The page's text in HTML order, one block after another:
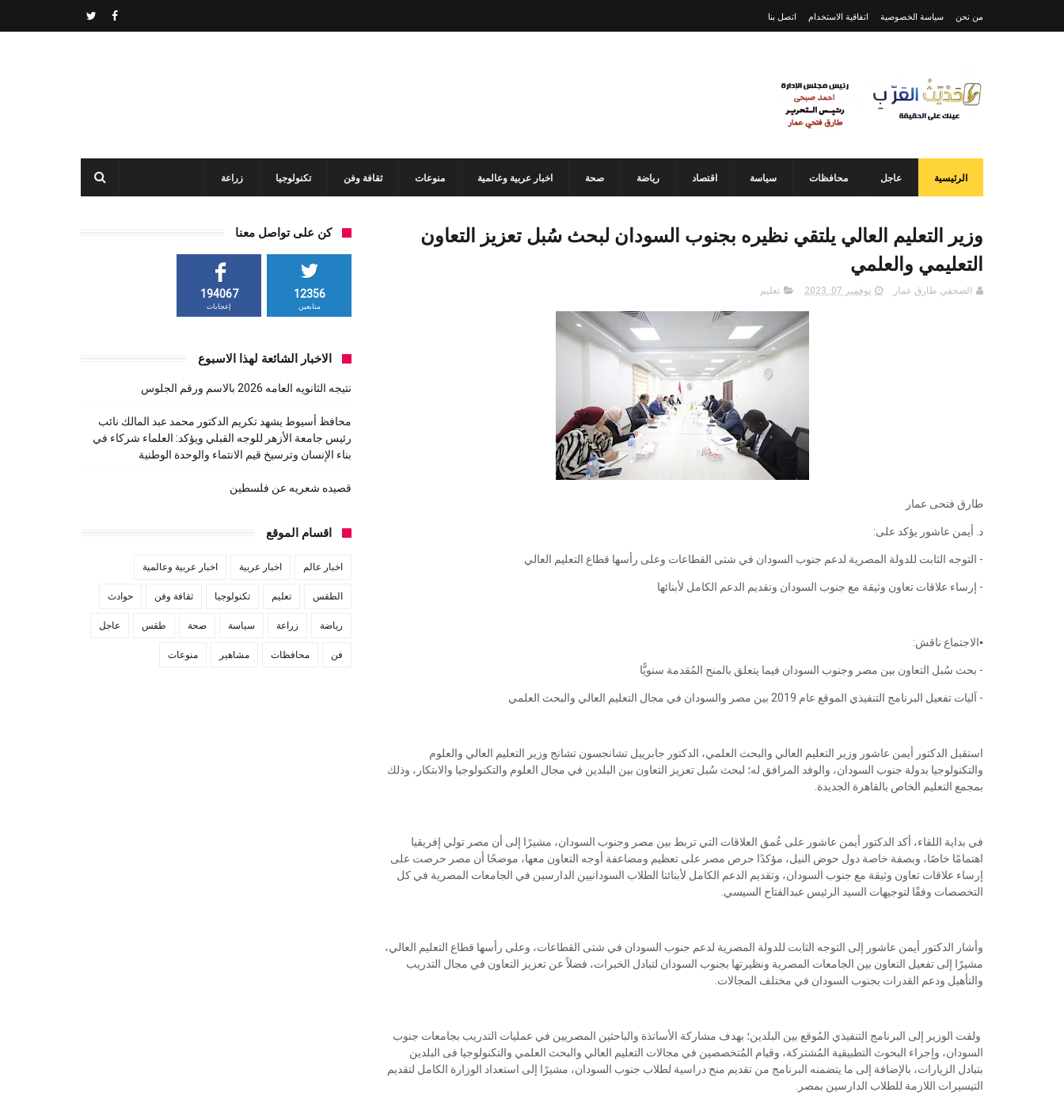
من نحن سياسة الخصوصية اتفاقية الاستخدام اتصل بنا
الرئيسية عاجل محافظات سياسة اقتصاد رياضة صحة اخبار عربية وعالمية منوعات ثقافة وفن تكنولوجيا زراعة
وزير التعليم العالي يلتقي نظيره بجنوب السودان لبحث سُبل تعزيز التعاون
التعليمي والعلمي
الصحفي طارق عمار نوفمبر 07, 2023 تعليم
طارق فتحى عمار
د. أيمن عاشور يؤكد على:
- التوجه الثابت للدولة المصرية لدعم جنوب السودان في شتى القطاعات وعلى رأسها قطاع التعليم العالي
- إرساء علاقات تعاون وثيقة مع جنوب السودان وتقديم الدعم الكامل لأبنائها
▪️الاجتماع ناقش:
- بحث سُبل التعاون بين مصر وجنوب السودان فيما يتعلق بالمنح المُقدمة سنويًّا
- آليات تفعيل البرنامج التنفيذي الموقع عام 2019 بين مصر والسودان في مجال التعليم العالي والبحث العلمي
استقبل الدكتور أيمن عاشور وزير التعليم العالي والبحث العلمي، الدكتور جابرييل تشانجسون تشانج وزير التعليم العالي والعلوم
والتكنولوجيا بدولة جنوب السودان، والوفد المرافق له؛ لبحث سُبل تعزيز التعاون بين البلدين في مجال العلوم والتكنولوجيا والابتكار، وذلك
بمجمع التعليم الخاص بالقاهرة الجديدة.
في بداية اللقاء، أكد الدكتور أيمن عاشور على عُمق العلاقات التي تربط بين مصر وجنوب السودان، مشيرًا إلى أن مصر تولي إفريقيا
اهتمامًا خاصًا، وبصفة خاصة دول حوض النيل، مؤكدًا حرص مصر على تعظيم ومضاعفة أوجه التعاون معها، موضحًا أن مصر حرصت على
إرساء علاقات تعاون وثيقة مع جنوب السودان، وتقديم الدعم الكامل لأبنائنا الطلاب السودانيين الدارسين في الجامعات المصرية في كل
التخصصات وفقًا لتوجيهات السيد الرئيس عبدالفتاح السيسي.
وأشار الدكتور أيمن عاشور إلى التوجه الثابت للدولة المصرية لدعم جنوب السودان في شتى القطاعات، وعلى رأسها قطاع التعليم العالي،
مشيرًا إلى تفعيل التعاون بين الجامعات المصرية ونظيرتها بجنوب السودان لتبادل الخبرات، فضلاً عن تعزيز التعاون في مجال التدريب
والتأهيل ودعم القدرات بجنوب السودان في مختلف المجالات.
ولفت الوزير إلى البرنامج التنفيذي المُوقع بين البلدين؛ بهدف مشاركة الأساتذة والباحثين المصريين في عمليات التدريب بجامعات جنوب
السودان، وإجراء البحوث التطبيقية المُشتركة، وقيام المُتخصصين في مجالات التعليم العالي والبحث العلمي والتكنولوجيا فى البلدين
بتبادل الزيارات، بالإضافة إلى ما يتضمنه البرنامج من تقديم منح دراسية لطلاب جنوب السودان، مشيرًا إلى استعداد الوزارة الكامل لتقديم
التيسيرات اللازمة للطلاب الدارسين بمصر.
كن على تواصل معنا
12356
متابعين
194067
إعجابات
الاخبار الشائعة لهذا الاسبوع
نتيجه الثانويه العامه 2026 بالاسم ورقم الجلوس
محافظ أسيوط يشهد تكريم الدكتور محمد عبد المالك نائب
رئيس جامعة الأزهر للوجه القبلي ويؤكد: العلماء شركاء في
بناء الإنسان وترسيخ قيم الانتماء والوحدة الوطنية
قصيده شعريه عن فلسطين
اقسام الموقع
اخبار عالم اخبار عربية اخبار عربية وعالمية
الطقس تعليم تكنولوجيا ثقافة وفن حوادث
رياضة زراعة سياسة صحة طقس عاجل
فن محافظات مشاهير منوعات